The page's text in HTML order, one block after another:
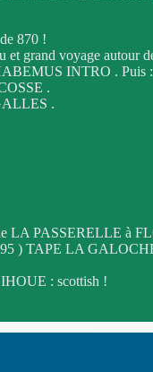
870 !
grand voyage autour
INTRO . Puis :
.
.
LA PASSERELLE à
) TAPE LA
: scottish !